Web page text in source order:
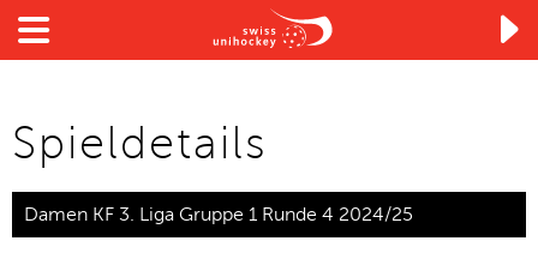

Spieldetails
Damen KF 3. Liga Gruppe 1 Runde 4 2024/25